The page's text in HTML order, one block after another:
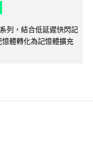
列，結合低延遲快閃記
憶體轉化為記憶體擴充